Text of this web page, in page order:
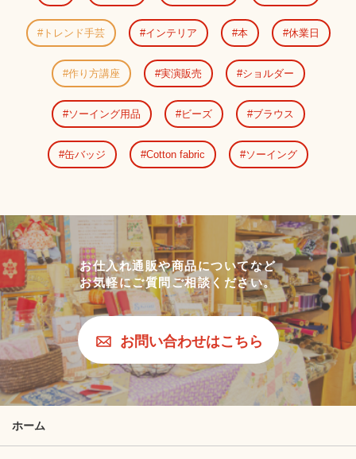
トレンド手芸 インテリア 本 休業日
作り方講座 実演販売 ショルダー
ソーイング用品 ビーズ ブラウス
缶バッジ Cotton fabric ソーイング
お仕入れ通販や商品についてなど
お気軽にご質問ご相談ください。
お問い合わせはこちら
ホーム